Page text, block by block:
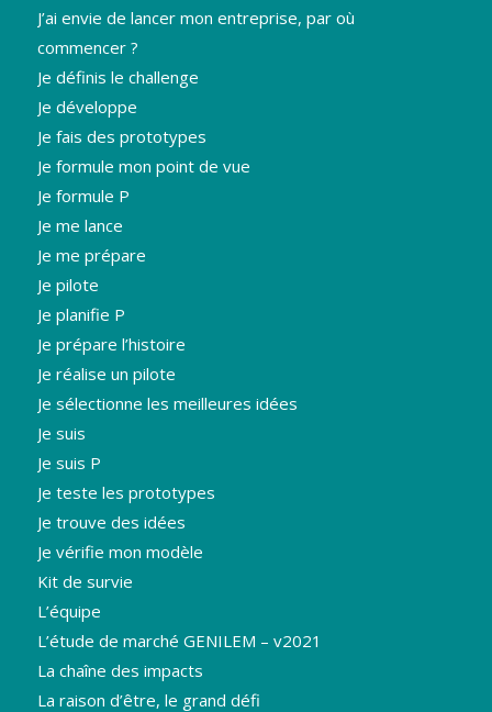
J’ai envie de lancer mon entreprise, par où
commencer ?
Je définis le challenge
Je développe
Je fais des prototypes
Je formule mon point de vue
Je formule P
Je me lance
Je me prépare
Je pilote
Je planifie P
Je prépare l’histoire
Je réalise un pilote
Je sélectionne les meilleures idées
Je suis
Je suis P
Je teste les prototypes
Je trouve des idées
Je vérifie mon modèle
Kit de survie
L’équipe
L’étude de marché GENILEM – v2021
La chaîne des impacts
La raison d’être, le grand défi